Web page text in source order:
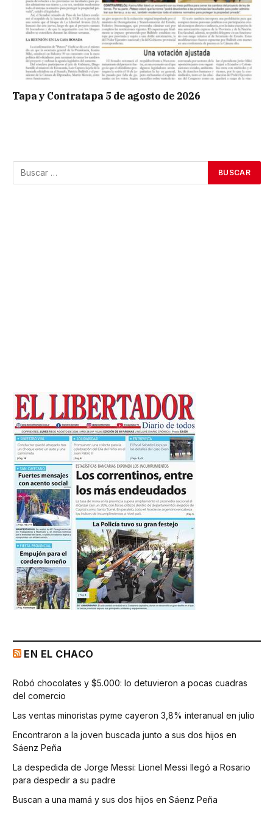
Tapa y Contratapa 5 de agosto de 2026
EN EL CHACO
Robó chocolates y $5.000: lo detuvieron a pocas cuadras
del comercio
Las ventas minoristas pyme cayeron 3,8% interanual en julio
Encontraron a la joven buscada junto a sus dos hijos en
Sáenz Peña
La despedida de Jorge Messi: Lionel Messi llegó a Rosario
para despedir a su padre
Buscan a una mamá y sus dos hijos en Sáenz Peña